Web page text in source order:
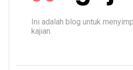
Ini adalah blog untuk
kajian.